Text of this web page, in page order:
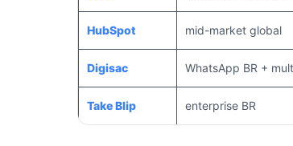
HubSpot mid-market global
Digisac WhatsApp BR +
Take Blip enterprise BR